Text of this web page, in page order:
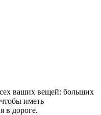
ваших вещей: больших
иметь
в дороге.